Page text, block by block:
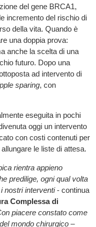
del gene BRCA1,
incremento del rischio di
della vita. Quando è
una doppia prova:
anche la scelta di una
futuro. Dopo una
ad intervento di
sparing, con
eseguita in pochi
oggi un intervento
con costi contenuti per
le liste di attesa.
rientra appieno
predilige, ogni qual volta
nostri interventi- continua
Complessa di
piacere constato come
mondo chirurgico –